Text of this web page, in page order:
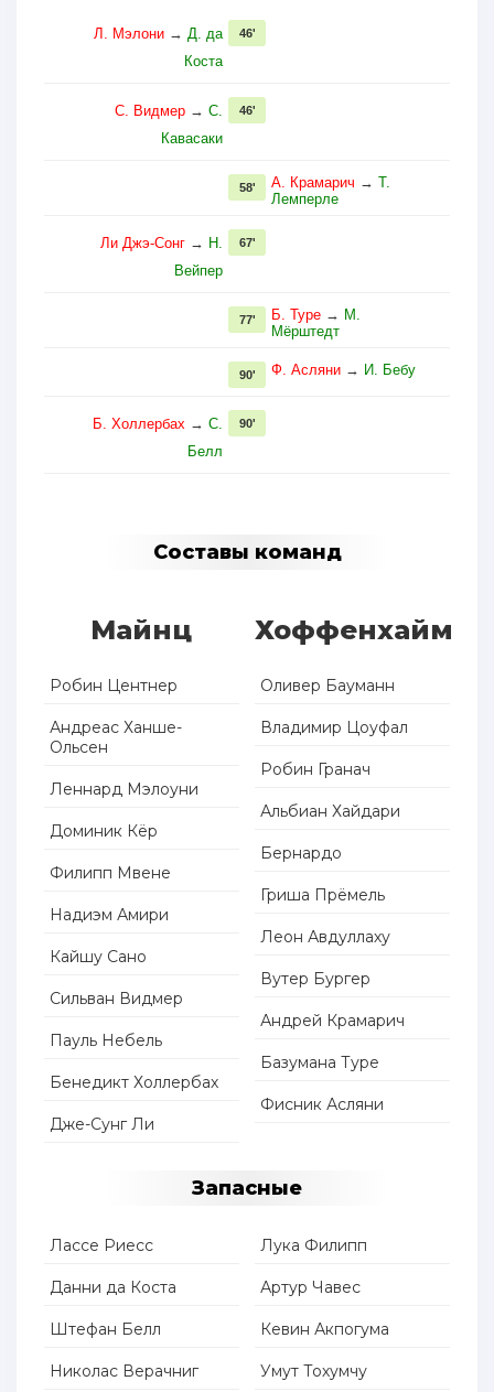
Л. Мэлони → Д. да
Коста
46'
С. Видмер → С.
Кавасаки
46'
А. Крамарич → Т.
Лемперле
58'
Ли Джэ-Сонг → Н.
Вейпер
67'
Б. Туре → М.
Мёрштедт
77'
Ф. Асляни → И. Бебу
90'
Б. Холлербах → С.
Белл
90'
Составы команд
Майнц
Робин Центнер
Андреас Ханше-
Ольсен
Леннард Мэлоуни
Доминик Кёр
Филипп Мвене
Надиэм Амири
Кайшу Сано
Сильван Видмер
Пауль Небель
Бенедикт Холлербах
Дже-Сунг Ли
Хоффенхайм
Оливер Бауманн
Владимир Цоуфал
Робин Гранач
Альбиан Хайдари
Бернардо
Гриша Прёмель
Леон Авдуллаху
Вутер Бургер
Андрей Крамарич
Базумана Туре
Фисник Асляни
Запасные
Лассе Риесс
Данни да Коста
Штефан Белл
Николас Верачниг
Лука Филипп
Артур Чавес
Кевин Акпогума
Умут Тохумчу